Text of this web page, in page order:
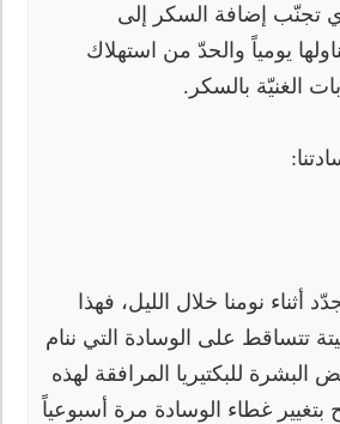
تجنّب إضافة السكر إلى
يومياً والحدّ من استهلاك
الغنيّة بالسكر.
أثناء نومنا خلال الليل، فهذا
تتساقط على الوسادة التي ننام
البشرة للبكتيريا المرافقة لهذه
بتغيير غطاء الوسادة مرة أسبوعياً